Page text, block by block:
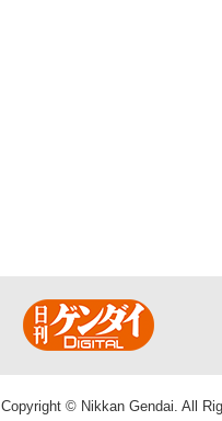
Copyright © Nikkan Gendai. All